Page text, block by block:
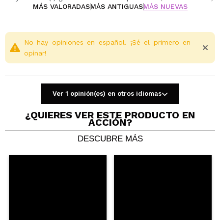
Consejo: Utiliza el dedo para dar suaves golpecitos a la
deseado.
Nota: Debido a la innovadora fórmula de la gelatina,
vuelve a colocar la tapa protectora transparente
después de su uso para mantener la textura elástica
Cruelty free.
MÁS VALORADASMÁS ANTIGUASMÁS NUEVAS
Compartir un vídeo o una foto
Tu vídeo podría ser el primero. Imagínatelo...
No hay opiniones en español. ¡Sé el primero en
opinar!
Ver 1 opinión(es) en otros idiomas
¿QUIERES VER ESTE PRODUCTO EN
ACCIÓN?
DESCUBRE MÁS